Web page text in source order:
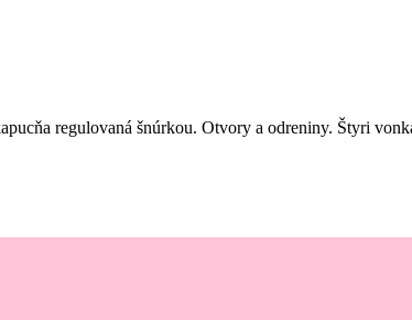
regulovaná šnúrkou. Otvory a odreniny. Štyri